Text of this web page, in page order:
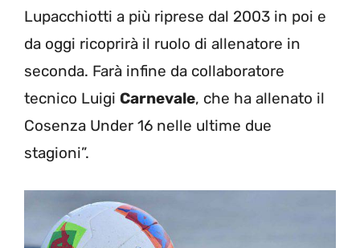
Lupacchiotti a più riprese dal 2003 in poi e
da oggi ricoprirà il ruolo di allenatore in
seconda. Farà infine da collaboratore
tecnico Luigi Carnevale, che ha allenato il
Cosenza Under 16 nelle ultime due
stagioni”.